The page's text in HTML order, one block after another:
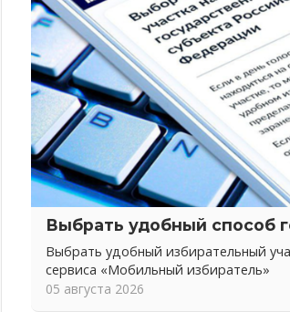
Выбрать удобный способ
Выбрать удобный избирательный
сервиса «Мобильный избиратель»
05 августа 2026